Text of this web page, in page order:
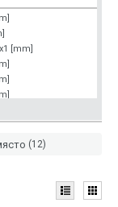
[mm]
(12)